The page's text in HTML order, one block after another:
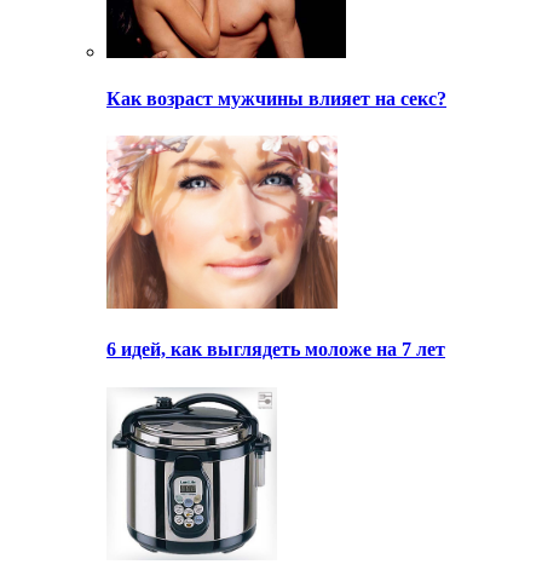
Как возраст мужчины влияет на секс?
6 идей, как выглядеть моложе на 7 лет